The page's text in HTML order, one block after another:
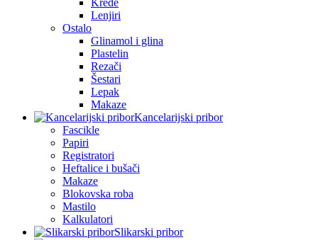
Krede
Lenjiri
Ostalo
Glinamol i glina
Plastelin
Rezači
Šestari
Lepak
Makaze
Kancelarijski pribor
Fascikle
Papiri
Registratori
Heftalice i bušači
Makaze
Blokovska roba
Mastilo
Kalkulatori
Slikarski pribor